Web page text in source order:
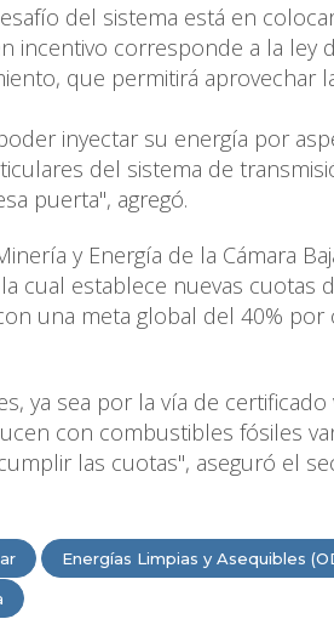
del sistema está en
corresponde a la ley
que permitirá aprovechar
inyectar su energía por
del sistema de
puerta", agregó.
y Energía de la Cámara
cual establece nuevas cuotas
una meta global del 40% por
ya sea por la vía de certificado
con combustibles fósiles
las cuotas", aseguró el
Energías Limpias y Asequibles